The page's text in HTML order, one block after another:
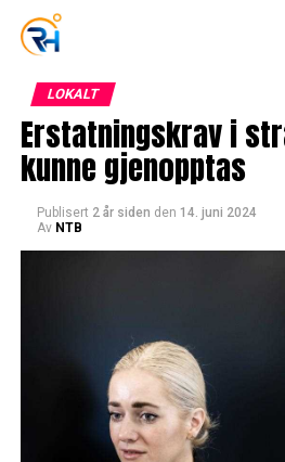
LOKALT
Erstatningskrav i
kunne gjenopptas
Publisert 2 år siden den 14. juni 2024
Av NTB